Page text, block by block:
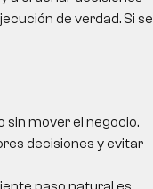
de verdad. Si se
sin mover el negocio.
decisiones y evitar